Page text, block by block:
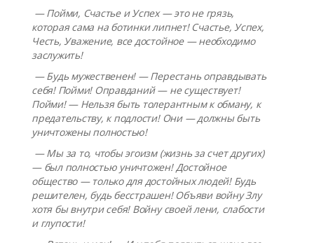
— Пойми, Счастье и Успех — это не грязь,
которая сама на ботинки липнет! Счастье, Успех,
Честь, Уважение, все достойное — необходимо
заслужить!
— Будь мужественен! — Перестань оправдывать
себя! Пойми! Оправданий — не существует!
Пойми! — Нельзя быть толерантным к обману, к
предательству, к подлости! Они — должны быть
уничтожены полностью!
— Мы за то, чтобы эгоизм (жизнь за счет других)
— был полностью уничтожен! Достойное
общество — только для достойных людей! Будь
решителен, будь бесстрашен! Объяви войну Злу
хотя бы внутри себя! Войну своей лени, слабости
и глупости!